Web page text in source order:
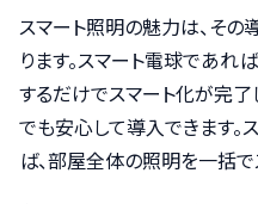
スマート照明の魅力は、そ
ります。スマート電球であ
するだけでスマート化が完了
でも安心して導入できます。
ば、部屋全体の照明を一括で